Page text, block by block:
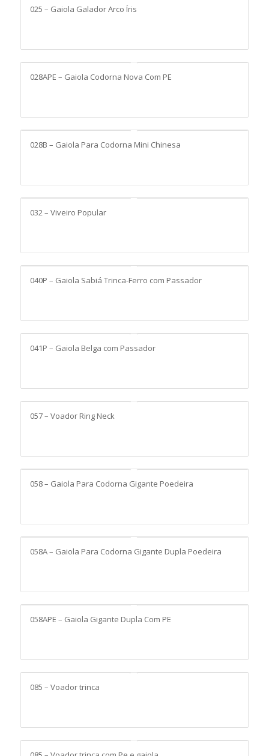
025 – Gaiola Galador Arco Íris
028APE – Gaiola Codorna Nova Com PE
028B – Gaiola Para Codorna Mini Chinesa
032 – Viveiro Popular
040P – Gaiola Sabiá Trinca-Ferro com Passador
041P – Gaiola Belga com Passador
4
057 – Voador Ring Neck
058 – Gaiola Para Codorna Gigante Poedeira
058A – Gaiola Para Codorna Gigante Dupla Poedeira
058APE – Gaiola Gigante Dupla Com PE
085 – Voador trinca